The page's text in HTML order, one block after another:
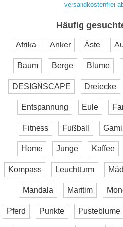
versandkostenfrei
Häufig
Afrika Anker Äste
Baum Berge Blume
DESIGNSCAPE Dreiecke
Entspannung Eule
Fitness Fußball
Home Junge Kaffee
Kompass Leuchtturm
Mandala Maritim
Pferd Punkte Pusteblume